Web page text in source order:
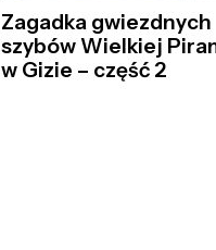
Zagadka gwiezdnych
szybów Wielkiej
w Gizie – część 2